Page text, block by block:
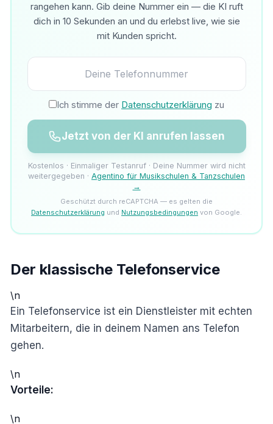
rangehen kann. Gib deine Nummer ein — die KI ruft
dich in 10 Sekunden an und du erlebst live, wie sie
mit Kunden spricht.
Ich stimme der Datenschutzerklärung zu
Jetzt von der KI anrufen lassen
Kostenlos · Einmaliger Testanruf · Deine Nummer wird nicht
weitergegeben · Agentino für Musikschulen & Tanzschulen
→
Geschützt durch reCAPTCHA — es gelten die
Datenschutzerklärung und Nutzungsbedingungen von Google.
Der klassische Telefonservice
\n
Ein Telefonservice ist ein Dienstleister mit echten
Mitarbeitern, die in deinem Namen ans Telefon
gehen.
\n
Vorteile:
\n